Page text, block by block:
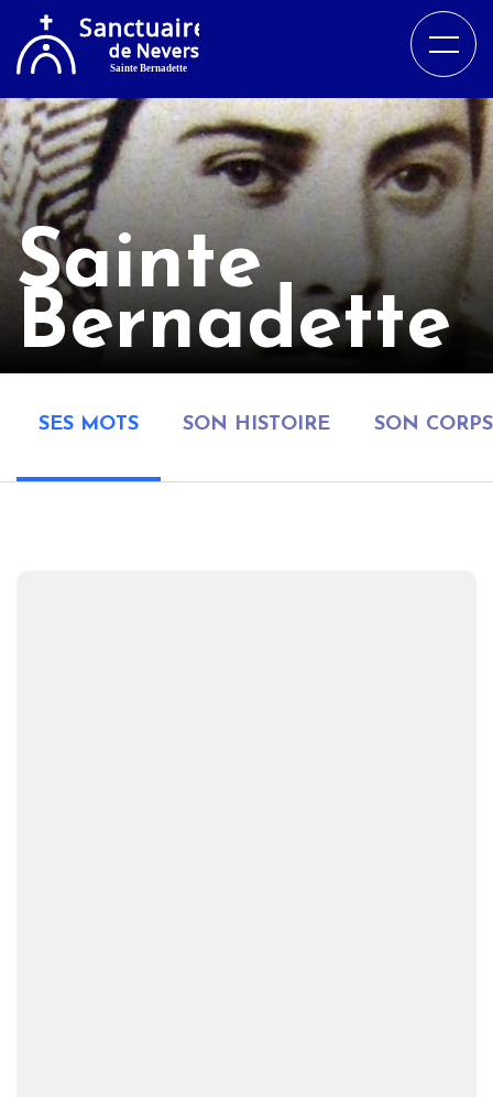
Sainte
Bernadette
SES MOTS SON HISTOIRE SON CORPS